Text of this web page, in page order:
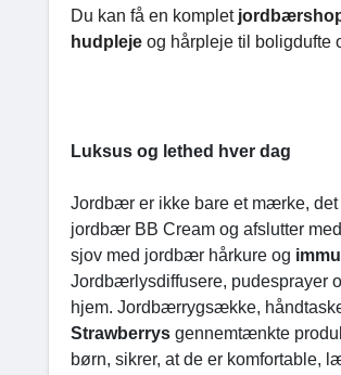
Du kan få en komplet
hudpleje og hårpleje til boligdufte
Luksus og lethed hver dag
Jordbær er ikke bare et mærke,
jordbær BB Cream og afslutter
sjov med jordbær hårkure og
Jordbærlysdiffusere, pudesprayer
hjem. Jordbærrygsække,
Strawberrys gennemtænkte
børn, sikrer, at de er komfortable,